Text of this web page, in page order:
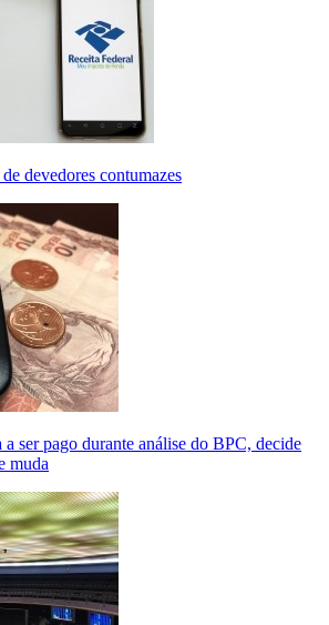
devedores contumazes
ser pago durante análise do BPC, decide
muda